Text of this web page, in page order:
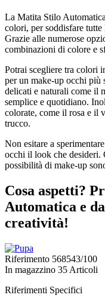
La Matita Stilo
colori, per soddisfare
Grazie alle numerose
combinazioni di colore e
Potrai scegliere tra colori
per un make-up occhi più
delicati e naturali come il
semplice e quotidiano.
colorate, come il rosa e il
trucco.
Non esitare a
occhi il look che desideri.
possibilità di make-up
Cosa aspetti?
Automatica e
creatività!
Riferimento 568543/100
In magazzino 35 Articoli
Riferimenti Specifici